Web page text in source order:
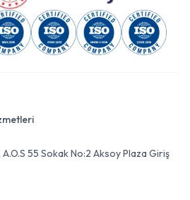
55 Sokak No:2 Aksoy Plaza Giriş